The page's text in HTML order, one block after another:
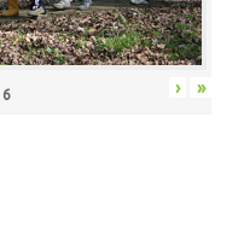
6 › »